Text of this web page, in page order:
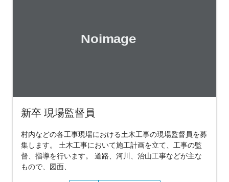
新卒 現場監督員
村内などの各工事現場における土木工事の現場監督員を募
集します。 土木工事において施工計画を立て、工事の監
督、指導を行います。 道路、河川、治山工事などが主な
もので、図面、